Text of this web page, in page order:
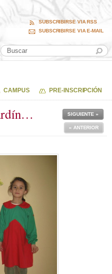
SUBSCRIBIRSE VIA RSS
SUBSCRIBIRSE VIA E-MAIL
CAMPUS PRE-INSCRIPCIÓN
SIGUIENTE »
« ANTERIOR